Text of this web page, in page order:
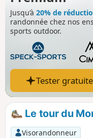
Jusqu’à 20% de
randonnée chez nos
sports outdoor.
Tester
Le tour du
Visorandonneur